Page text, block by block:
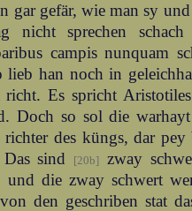
gar gefär, wie man sy
nicht sprechen
campis nunquam
han noch in
Es spricht
Doch so sol die
des küngs, dar pey
sind
[20b]
zway
und die zway schwert
den geschriben stat